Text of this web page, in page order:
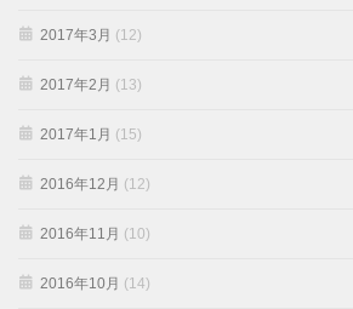
2017年3月 (12)
2017年2月 (13)
2017年1月 (15)
2016年12月 (12)
2016年11月 (10)
2016年10月 (14)